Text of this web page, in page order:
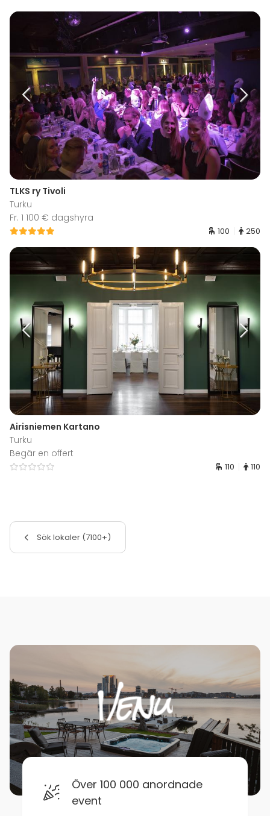
TLKS ry Tivoli
Turku
Fr. 1 100 € dagshyra
100 250
Airisniemen Kartano
Turku
Begär en offert
110 110
Sök lokaler (7100+)
Över 100 000 anordnade
event